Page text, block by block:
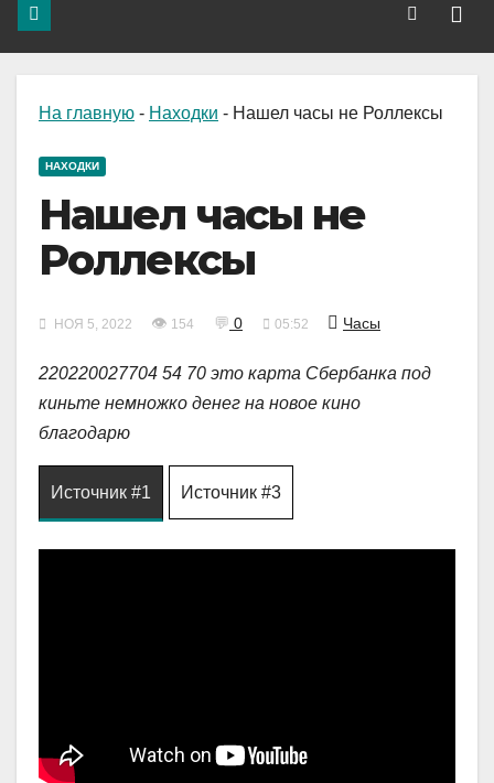
На главную - Находки - Нашел часы не Роллексы
НАХОДКИ
Нашел часы не
Роллексы
НОЯ 5, 2022 👁 154 💬 0 05:52 Часы
220220027704 54 70 это карта Сбербанка под
киньте немножко денег на новое кино
благодарю
Источник #1 Источник #3